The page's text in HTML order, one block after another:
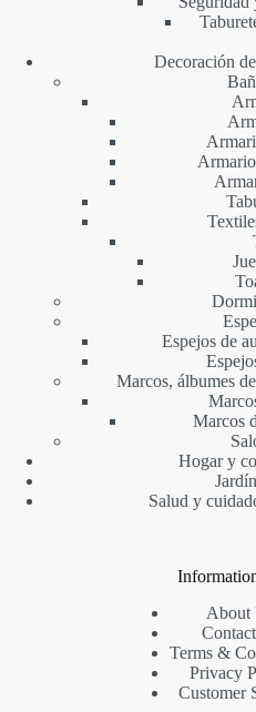
Decoración
Espejos de
Marcos, álbumes
Marcos
Hogar y
Jardín
Salud y
About
Terms &
Privacy
Customer